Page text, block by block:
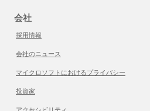
会社
採用情報
会社のニュース
マイクロソフトにおけるプライバシー
投資家